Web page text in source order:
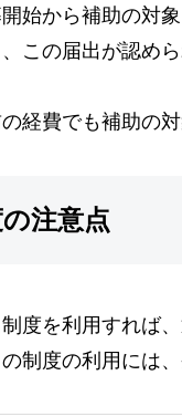
始から補助の対
この届出が認め
経費でも補助の
注意点
制度を利用すれば
制度の利用には